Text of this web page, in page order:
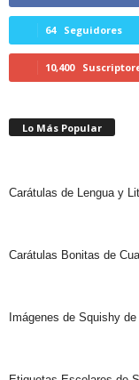
64 Seguidores
10,400
Lo Más Popular
Carátulas de Lengua y
Carátulas Bonitas de
Imágenes de Squishy